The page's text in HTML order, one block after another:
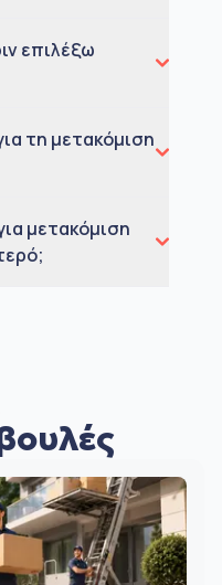
επιλέξω
τη μετακόμιση
μετακόμιση